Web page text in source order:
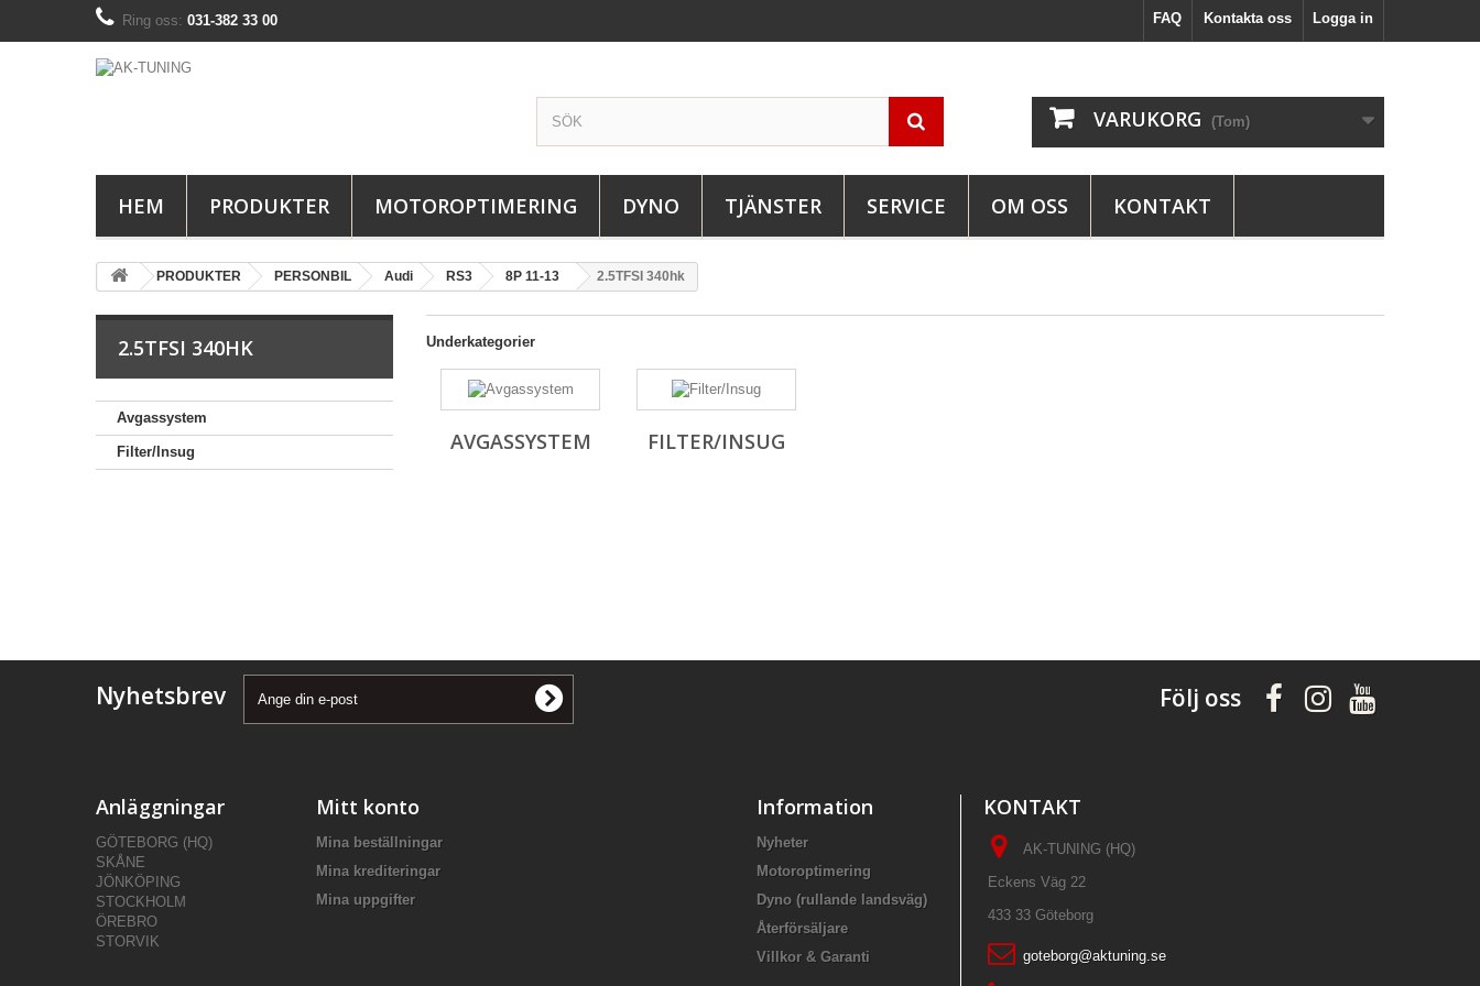
Logga in
Kontakta oss
FAQ
Ring oss: 031-382 33 00
VARUKORG (Tom)
HEM PRODUKTER MOTOROPTIMERING DYNO TJÄNSTER SERVICE OM OSS KONTAKT
PRODUKTER PERSONBIL Audi RS3 8P 11-13 2.5TFSI 340hk
2.5TFSI 340HK
Avgassystem
Filter/Insug
Underkategorier
AVGASSYSTEM FILTER/INSUG
Nyhetsbrev Följ oss
Anläggningar
GÖTEBORG (HQ)
SKÅNE
JÖNKÖPING
STOCKHOLM
ÖREBRO
STORVIK
Mitt konto
Mina beställningar
Mina krediteringar
Mina uppgifter
Information
Nyheter
Motoroptimering
Dyno (rullande landsväg)
Återförsäljare
Villkor & Garanti
KONTAKT
AK-TUNING (HQ)
Eckens Väg 22
433 33 Göteborg
goteborg@aktuning.se